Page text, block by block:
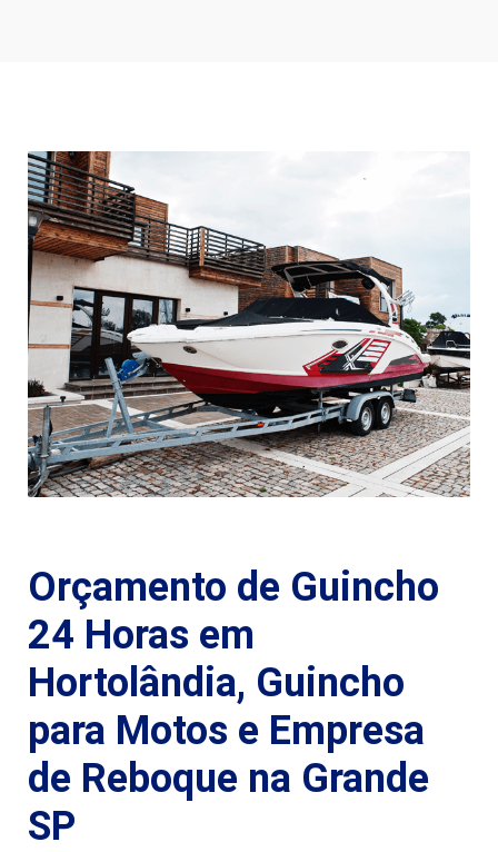
Orçamento de Guincho
24 Horas em
Hortolândia, Guincho
para Motos e Empresa
de Reboque na Grande
SP